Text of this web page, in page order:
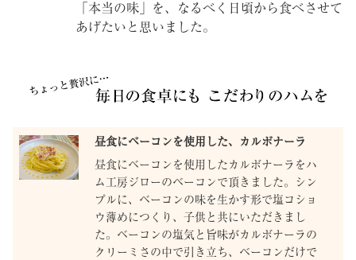
「本当の味」を、なるべく日頃から食べさせて
あげたいと思いました。
昼食にベーコンを使用した、カルボナーラ
昼食にベーコンを使用したカルボナーラをハ
ム工房ジローのベーコンで頂きました。シン
プルに、ベーコンの味を生かす形で塩コショ
ウ薄めにつくり、子供と共にいただきまし
た。ベーコンの塩気と旨味がカルボナーラの
クリーミさの中で引き立ち、ベーコンだけで